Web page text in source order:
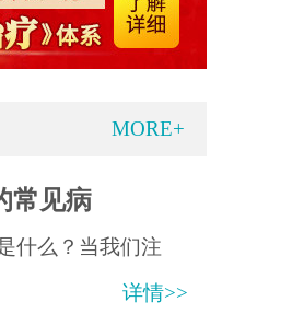
MORE+
常见病
什么？当我们注
详情>>